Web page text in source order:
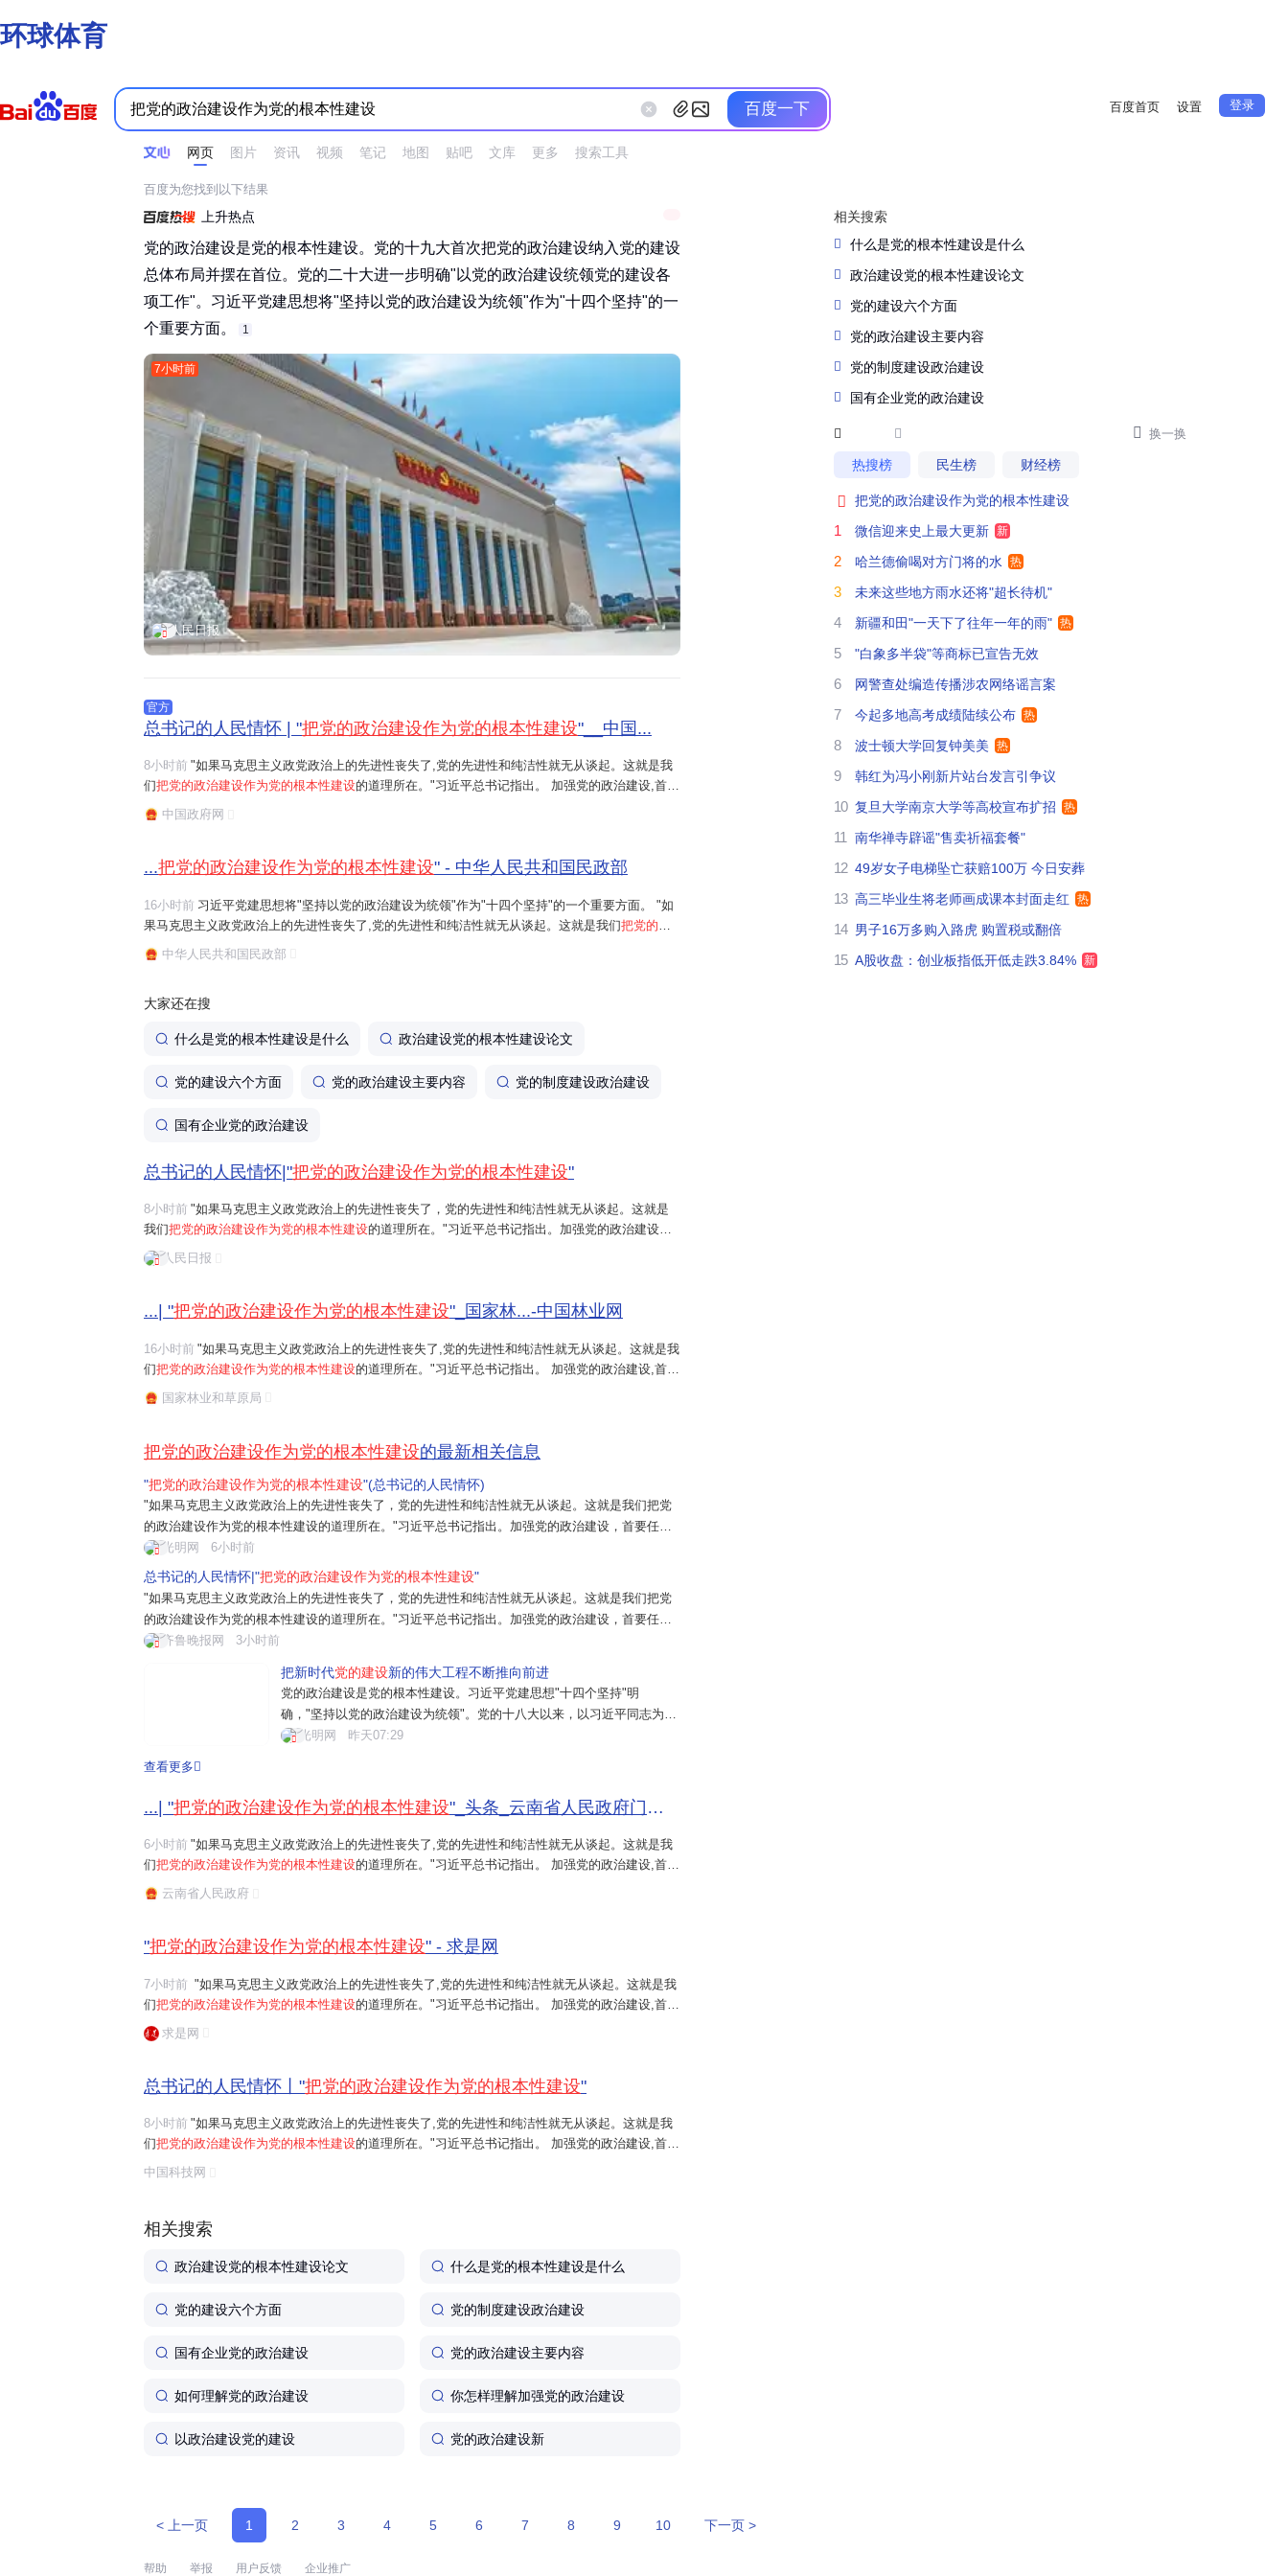
环球体育
百度一下 百度首页 设置 登录
网页 图片 资讯 视频 笔记 地图 贴吧 文库 更多 搜索工具
相关搜索
什么是党的根本性建设是什么
政治建设党的根本性建设论文
党的建设六个方面
党的政治建设主要内容
党的制度建设政治建设
国有企业党的政治建设
   换一换
热搜榜 民生榜 财经榜
 把党的政治建设作为党的根本性建设
1 微信迎来史上最大更新 新
2 哈兰德偷喝对方门将的水 热
3 未来这些地方雨水还将"超长待机"
4 新疆和田"一天下了往年一年的雨" 热
5 "白象多半袋"等商标已宣告无效
6 网警查处编造传播涉农网络谣言案
7 今起多地高考成绩陆续公布 热
8 波士顿大学回复钟美美 热
9 韩红为冯小刚新片站台发言引争议
10 复旦大学南京大学等高校宣布扩招 热
11 南华禅寺辟谣"售卖祈福套餐"
12 49岁女子电梯坠亡获赔100万 今日安葬
13 高三毕业生将老师画成课本封面走红 热
14 男子16万多购入路虎 购置税或翻倍
15 A股收盘：创业板指低开低走跌3.84% 新
时间不限 所有网页和文件 站点内检索
百度为您找到以下结果
上升热点
党的政治建设是党的根本性建设。党的十九大首次把党的政治建设纳入党的建设
总体布局并摆在首位。党的二十大进一步明确"以党的政治建设统领党的建设各
项工作"。习近平党建思想将"坚持以党的政治建设为统领"作为"十四个坚持"的一
个重要方面。‌‌
1
7小时前
人民日报
官方
总书记的人民情怀 | "把党的政治建设作为党的根本性建设"__中国...
8小时前 "如果马克思主义政党政治上的先进性丧失了,党的先进性和纯洁性就无从谈起。这就是我
们把党的政治建设作为党的根本性建设的道理所在。"习近平总书记指出。 加强党的政治建设,首要
任务是保证全党服从中央,坚持党中央权威和集中统一领导。 政治方向是党生存发展第一位的问
中国政府网
...把党的政治建设作为党的根本性建设" - 中华人民共和国民政部
16小时前 习近平党建思想将"坚持以党的政治建设为统领"作为"十四个坚持"的一个重要方面。 "如
果马克思主义政党政治上的先进性丧失了,党的先进性和纯洁性就无从谈起。这就是我们把党的政
治建设作为党的根本性建设
全党服从中央,坚持党中央权威和集中统一...
中华人民共和国民政部
大家还在搜
什么是党的根本性建设是什么 政治建设党的根本性建设论文
党的建设六个方面 党的政治建设主要内容 党的制度建设政治建设
国有企业党的政治建设
总书记的人民情怀|"把党的政治建设作为党的根本性建设"
8小时前 "如果马克思主义政党政治上的先进性丧失了，党的先进性和纯洁性就无从谈起。这就是
我们把党的政治建设作为党的根本性建设的道理所在。"习近平总书记指出。加强党的政治建设，
首要任务是保证全党服从中央，坚持党中央权威和集中统一领导。政治方向是党生存发展第一位的
问题。习近平总书记曾讲过一个长征故事："红军...
人民日报
...| "把党的政治建设作为党的根本性建设"_国家林...-中国林业网
16小时前 "如果马克思主义政党政治上的先进性丧失了,党的先进性和纯洁性就无从谈起。这就是我
们把党的政治建设作为党的根本性建设的道理所在。"习近平总书记指出。 加强党的政治建设,首要
任务是保证全党服从中央,坚持党中央权威和集中统一领导。 政治方向是党生存发展第一位的问
题。习近平总书记曾讲过一个长征故事:"红军...
国家林业和草原局
把党的政治建设作为党的根本性建设的最新相关信息
"把党的政治建设作为党的根本性建设"(总书记的人民情怀)
"如果马克思主义政党政治上的先进性丧失了，党的先进性和纯洁性就无从谈起。这就是我们把党
的政治建设作为党的根本性建设的道理所在。"习近平总书记指出。加强党的政治建设，首要任务
是保证全党服从中央，坚持党中央权威和集中统一领导。政治方向是党生存发展第一位的问题。习
近平总书记曾讲过一个长征故事："红军过草
光明网 6小时前
总书记的人民情怀|"把党的政治建设作为党的根本性建设"
"如果马克思主义政党政治上的先进性丧失了，党的先进性和纯洁性就无从谈起。这就是我们把党
的政治建设作为党的根本性建设的道理所在。"习近平总书记指出。加强党的政治建设，首要任务
是保证全党服从中央，坚持党中央权威和集中统一领导。政治方向是党生存发展第一位的问题。习
齐鲁晚报网 3小时前
把新时代党的建设新的伟大工程不断推向前进
党的政治建设是党的根本性建设。习近平党建思想"十四个坚持"明
确，"坚持以党的政治建设为统领"。党的十八大以来，以习近平同志为核
心的党中央把党的政治建设摆在首位，以党的政治建设统领党的建设各项
光明网 昨天07:29
查看更多
...| "把党的政治建设作为党的根本性建设"_头条_云南省人民政府门户网站
6小时前 "如果马克思主义政党政治上的先进性丧失了,党的先进性和纯洁性就无从谈起。这就是我
们把党的政治建设作为党的根本性建设的道理所在。"习近平总书记指出。 加强党的政治建设,首要
任务是保证全党服从中央,坚持党中央权威和集中统一领导。 政治方向是党生存发展第一位的问
云南省人民政府
"把党的政治建设作为党的根本性建设" - 求是网
7小时前
们把党的政治建设作为党的根本性建设的道理所在。"习近平总书记指出。 加强党的政治建设,首要
任务是保证全党服从中央,坚持党中央权威和集中统一领导。
求是网
总书记的人民情怀丨"把党的政治建设作为党的根本性建设"
8小时前 "如果马克思主义政党政治上的先进性丧失了,党的先进性和纯洁性就无从谈起。这就是我
们把党的政治建设作为党的根本性建设的道理所在。"习近平总书记指出。 加强党的政治建设,首要
任务是保证全党服从中央,坚持党中央权威和集中统一领导。 政治方向是党生存发展第一位的问
中国科技网
相关搜索
政治建设党的根本性建设论文 什么是党的根本性建设是什么
党的建设六个方面 党的制度建设政治建设
国有企业党的政治建设 党的政治建设主要内容
如何理解党的政治建设 你怎样理解加强党的政治建设
以政治建设党的建设 党的政治建设新
< 上一页 1 2 3 4 5 6 7 8 9 10 下一页 >
帮助 举报 用户反馈 企业推广